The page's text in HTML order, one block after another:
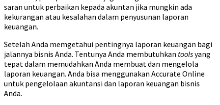
saran untuk perbaikan kepada akuntan jika mungkin ada
kekurangan atau kesalahan dalam penyusunan laporan
keuangan.
Setelah Anda memgetahui pentingnya laporan keuangan bagi
jalannya bisnis Anda. Tentunya Anda membutuhkan toolsyang
tepat dalam memudahkan Anda membuat dan mengelola
laporan keuangan. Anda bisa menggunakan Accurate Online
untuk pengelolaan akuntansi dan laporan keuangan bisnis
Anda.